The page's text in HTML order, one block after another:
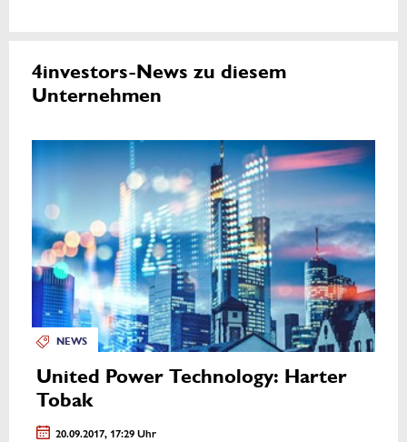
4investors-News zu diesem
Unternehmen
NEWS
United Power Technology: Harter
Tobak
20.09.2017, 17:29 Uhr